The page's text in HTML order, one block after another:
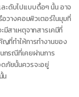
ะดับไปแบบดื้อๆ นั้น อาจ
อวางคอมพิวเตอร์ในมุมที่
มีสาเหตุจากสารเคมีที่
ญที่ทำให้การทำงานของ
กรณีที่เคยผ่านการ
ภัยนั้นควรจะอยู่
น